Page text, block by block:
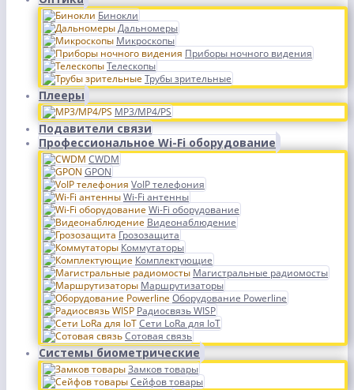
Бинокли
Дальномеры
Микроскопы
Приборы ночного видения
Телескопы
Трубы зрительные
Плееры
MP3/MP4/PS
Подавители связи
Профессиональное Wi-Fi оборудование
CWDM
GPON
VoIP телефония
Wi-Fi антенны
Wi-Fi оборудование
Видеонаблюдение
Грозозащита
Коммутаторы
Комплектующие
Магистральные радиомосты
Маршрутизаторы
Оборудование Powerline
Радиосвязь WISP
Сети LoRa для IoT
Сотовая связь
Системы биометрические
Замков товары
Сейфов товары